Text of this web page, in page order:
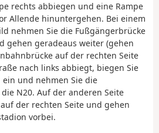
rechts abbiegen und eine Rampe
Allende hinuntergehen. Bei einem
nehmen Sie die Fußgängerbrücke
gehen geradeaus weiter (gehen
auf der rechten Seite
nach links abbiegt, biegen Sie
und nehmen Sie die
N20. Auf der anderen Seite
der rechten Seite und gehen
vorbei.